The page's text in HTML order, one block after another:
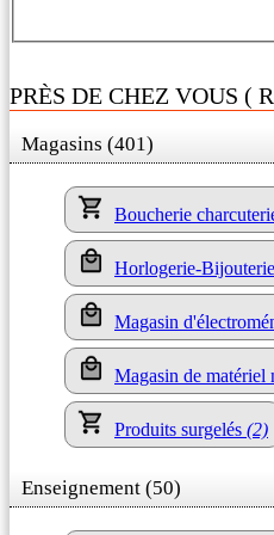
PRÈS DE CHEZ VOUS (
Magasins (401)
Boucherie
Horlogerie-Bijouterie
Magasin
Magasin de matériel
Produits surgelés (2)
Enseignement (50)